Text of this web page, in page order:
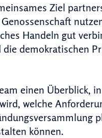
Ziel
Handeln gut
demokratischen
einen Überblick,
welche
können.